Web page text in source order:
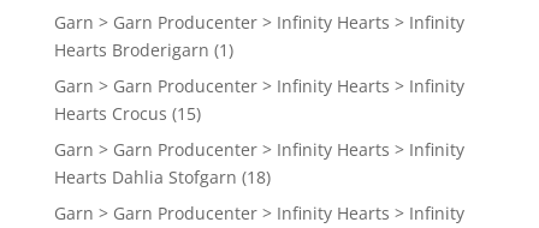
Garn > Garn Producenter > Infinity Hearts > Infinity
Hearts Broderigarn (1)
Garn > Garn Producenter > Infinity Hearts > Infinity
Hearts Crocus (15)
Garn > Garn Producenter > Infinity Hearts > Infinity
Hearts Dahlia Stofgarn (18)
Garn > Garn Producenter > Infinity Hearts > Infinity